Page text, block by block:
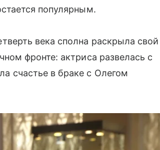
популярным.
века сполна раскрыла свой
фронте: актриса развелась с
счастье в браке с Олегом